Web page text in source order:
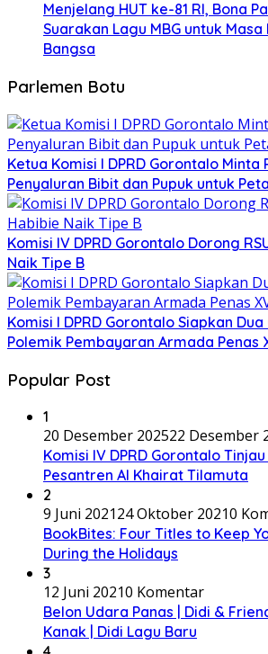
Menjelang HUT ke-81 RI, Bona
Suarakan Lagu MBG untuk Masa
Bangsa
Parlemen Botu
Ketua Komisi I DPRD Gorontalo Minta
Penyaluran Bibit dan Pupuk untuk
Komisi IV DPRD Gorontalo Dorong
Naik Tipe B
Komisi I DPRD Gorontalo Siapkan
Polemik Pembayaran Armada Penas
Popular Post
1
20 Desember 202522 Desember
Komisi IV DPRD Gorontalo
Pesantren Al Khairat Tilamuta
2
9 Juni 202124 Oktober 20210
BookBites: Four Titles to Keep
During the Holidays
3
12 Juni 20210 Komentar
Belon Udara Panas | Didi &
Kanak | Didi Lagu Baru